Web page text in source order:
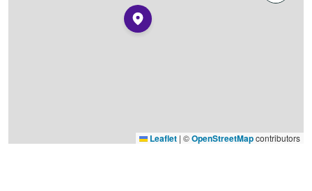
Leaflet | ©OpenStreetMapcontributors